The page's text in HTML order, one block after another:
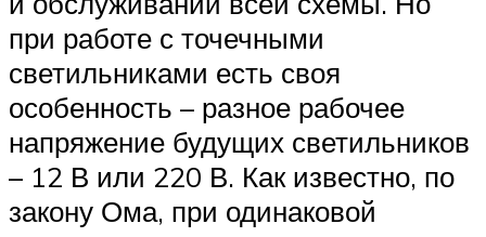
при работе с точечными
светильниками есть своя
особенность – разное рабочее
напряжение будущих светильников
– 12 В или 220 В. Как известно, по
закону Ома, при одинаковой